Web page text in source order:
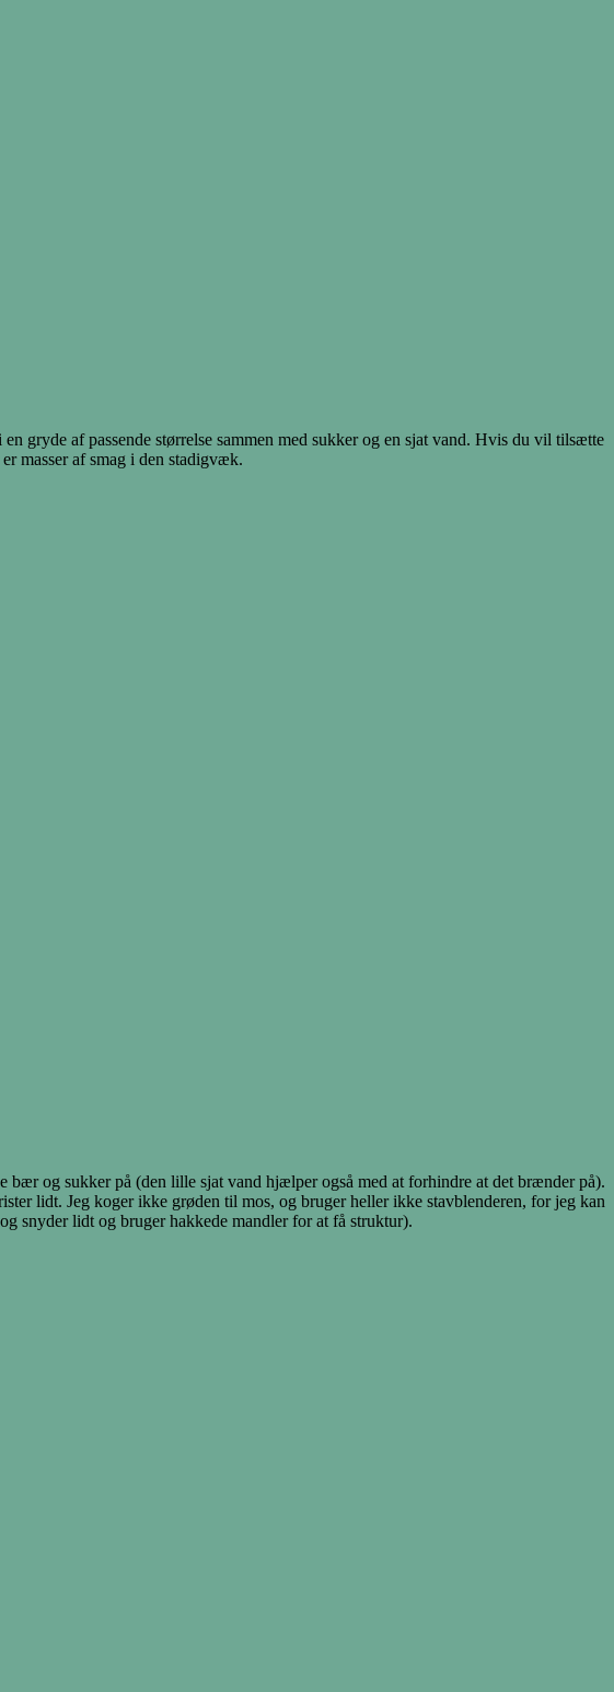
gryde af passende størrelse sammen med sukker og en sjat vand. Hvis du vil tilsætte
masser af smag i den stadigvæk.
bær og sukker på (den lille sjat vand hjælper også med at forhindre at det brænder på).
lidt. Jeg koger ikke grøden til mos, og bruger heller ikke stavblenderen, for jeg kan
snyder lidt og bruger hakkede mandler for at få struktur).